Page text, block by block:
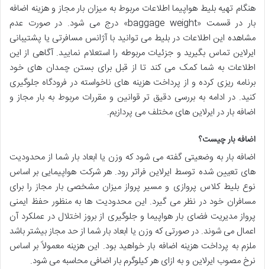
هنگام تهیه بلیط هواپیما اطلاعات مربوط به میزان بار مجاز و هزینه اضافه
بار در قسمت «baggage weight» درج می شود. در صورت عدم
مشاهده این اطلاعات در بلیط می توانید با آژانس مسافرتی یا پشتیبانی
ایرلاین تماس بگیرید و جزئیات مربوطه را استعلام نمایید. آگاهی از این
اطلاعات به شما کمک می کند تا از قبل برای بستن چمدان های خود
برنامه ریزی کرده و از پرداخت هزینه های ناخواسته در فرودگاه جلوگیری
کنید. در ادامه به بررسی دقیق تر قوانین و مقررات مربوط به بار مجاز و
اضافه بار در ایرلاین های مختلف می پردازیم.
اضافه بار چیست؟
اضافه بار به وضعیتی گفته می شود که وزن یا ابعاد بار شما از محدودیت
های تعیین شده توسط ایرلاین فراتر رود. هر شرکت هواپیمایی بر اساس
نوع بلیط کلاس پروازی و مسیر پرواز میزان مشخصی بار مجاز را برای
مسافران خود در نظر می گیرد. این محدودیت ها به منظور حفظ ایمنی
پرواز مدیریت فضای بار هواپیما و جلوگیری از بروز اختلال در عملکرد آن
اعمال می شوند. در صورتی که وزن یا ابعاد بار شما از حد مجاز بیشتر باشد
ملزم به پرداخت هزینه اضافه بار خواهید بود. این هزینه معمولاً بر اساس
نرخ مصوب ایرلاین و به ازای هر کیلوگرم بار اضافی محاسبه می شود.